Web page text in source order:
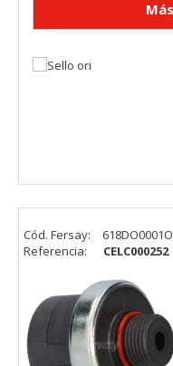
Cód. Fersay:
618DO0001O
Referencia:
CELC000252